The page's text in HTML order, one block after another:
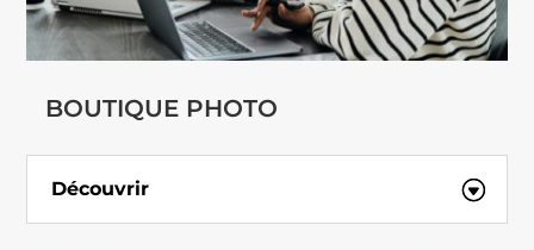
BOUTIQUE PHOTO
Découvrir